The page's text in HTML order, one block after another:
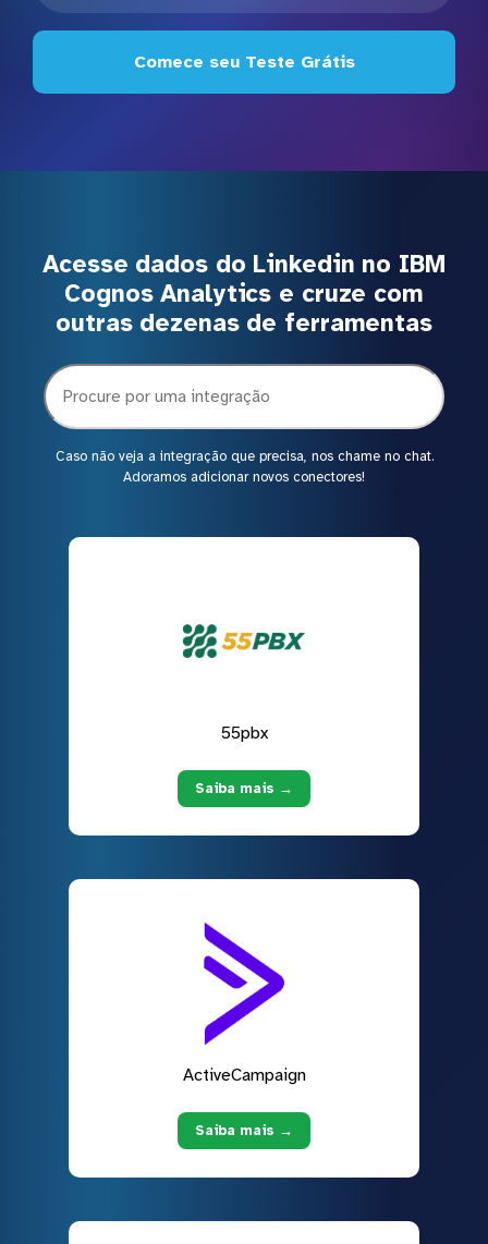
Comece seu Teste Grátis
Acesse dados do Linkedin no IBM
Cognos Analytics e cruze com
outras dezenas de ferramentas
Caso não veja a integração que precisa, nos chame no chat.
Adoramos adicionar novos conectores!
55pbx
Saiba mais →
ActiveCampaign
Saiba mais →